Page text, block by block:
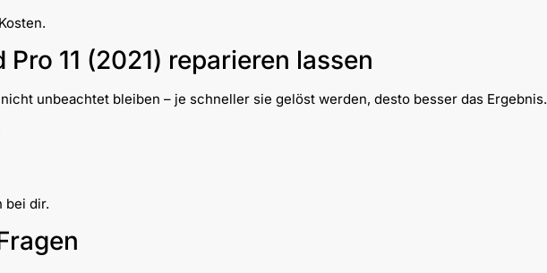
11 (2021) reparieren lassen
unbeachtet bleiben – je schneller sie gelöst werden, desto besser das Ergebnis.
bei dir.